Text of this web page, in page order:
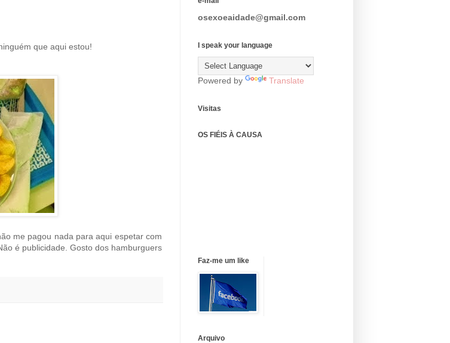
que aqui estou!
me pagou nada para aqui espetar com
é publicidade. Gosto dos hamburguers
osexoeaidade@gmail.com
I speak your language
Powered by Translate
Visitas
OS FIÉIS À CAUSA
Faz-me um like
Arquivo